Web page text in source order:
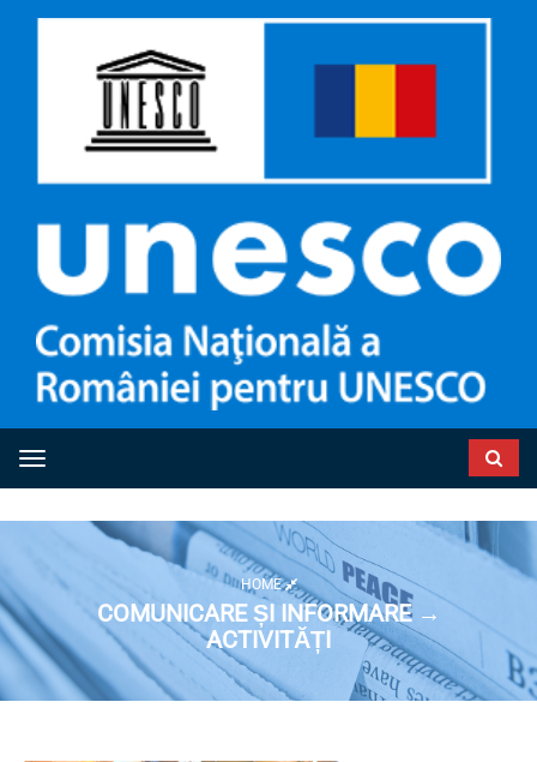
Toggle navigation
HOME
COMUNICARE ȘI INFORMARE →
ACTIVITĂȚI